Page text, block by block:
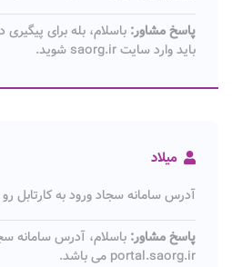
پاسخ مشاور: باسلام، بله برای
باید وارد سایت saorg.ir شوید.
میلاد
آدرس سامانه سجاد ورود به کارتابل
پاسخ مشاور: باسلام، آدرس سامانه
portal.saorg.ir می باشد.